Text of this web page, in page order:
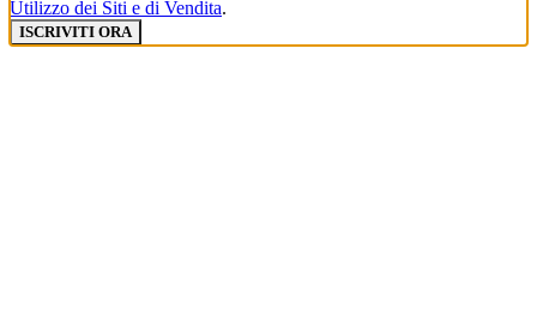
Utilizzo dei Siti e di Vendita.
ISCRIVITI ORA